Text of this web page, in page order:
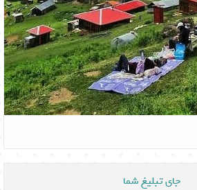
جای تبلیغ شما